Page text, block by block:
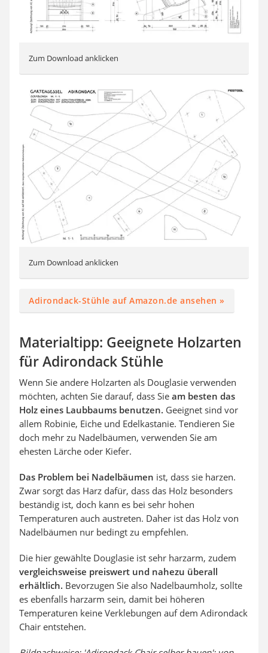
Zum Download anklicken
Zum Download anklicken
Adirondack-Stühle auf Amazon.de ansehen »
Materialtipp: Geeignete Holzarten
für Adirondack Stühle
Wenn Sie andere Holzarten als Douglasie verwenden
möchten, achten Sie darauf, dass Sie am besten das
Holz eines Laubbaums benutzen. Geeignet sind vor
allem Robinie, Eiche und Edelkastanie. Tendieren Sie
doch mehr zu Nadelbäumen, verwenden Sie am
ehesten Lärche oder Kiefer.
Das Problem bei Nadelbäumen ist, dass sie harzen.
Zwar sorgt das Harz dafür, dass das Holz besonders
beständig ist, doch kann es bei sehr hohen
Temperaturen auch austreten. Daher ist das Holz von
Nadelbäumen nur bedingt zu empfehlen.
Die hier gewählte Douglasie ist sehr harzarm, zudem
vergleichsweise preiswert und nahezu überall
erhältlich. Bevorzugen Sie also Nadelbaumholz, sollte
es ebenfalls harzarm sein, damit bei höheren
Temperaturen keine Verklebungen auf dem Adirondack
Chair entstehen.